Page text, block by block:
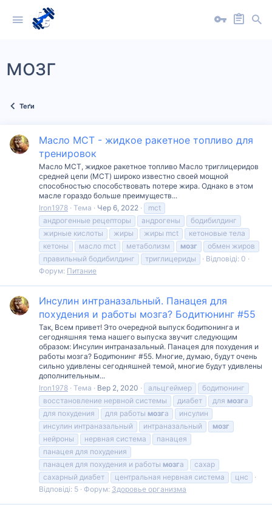
мозг
Теґи
Масло МСТ - жидкое ракетное топливо для
тренировок
Масло МСТ, жидкое ракетное топливо Масло триглицеридов
средней цепи (MCT) широко известно своей мощной
способностью способствовать потере жира. Однако в этом
масле гораздо больше преимуществ...
Iron1978 Тема Чер 6, 2022
mct
андрогенные рецепторы
андрогены
бодибилдинг
жирные кислоты
жиры жиры mct
кетоновые тела
кетоны
масло mct метаболизм мозг
обмен жиров
правильный бодибилдинг
триглицериды
Відповіді: 0
Форум: Питание
Инсулин интраназальный. Панацея для
похудения и работы мозга? Бодитюнинг #55
Так, Всем привет! Это очередной выпуск бодитюнинга и
сегодняшняя тема нашего выпуска звучит следующим
образом: Инсулин интраназальный. Панацея для похудения и
работы мозга? Бодитюнинг #55. Многие, думаю, будут очень
сильно удивлены сегодняшней темой, многие будут удивлены
дополнительным...
Iron1978 Тема Вер 2, 2020 альцгеймер
бодитюнинг
восстановление нервной системы
диабет для мозга
для похудения
для работы мозга
инсулин
инсулин интраназальный
интраназальный
мозг
нейроны
нервная система
панацея
панацея для похудения
панацея для похудения и работы мозга
сахар
сахарный диабет
центральная нервная система
цнс
Відповіді: 5
Форум: Здоровье организма